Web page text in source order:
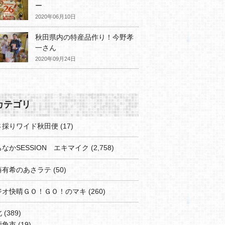
ー
2020年06月10日
秋田県内の特産品作り！今野孝
一さん
2020年09月24日
テゴリ
採りワイド秋田便 (17)
なかSESSION エキマイク (2,758)
有希のあさラテ (50)
オ快晴ＧＯ！ＧＯ！のマキ (260)
(389)